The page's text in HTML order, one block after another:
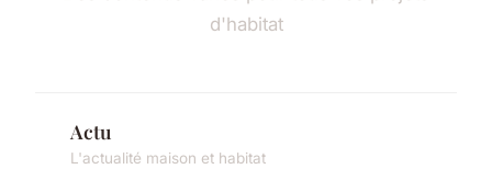
d'habitat
Actu
L'actualité maison et habitat